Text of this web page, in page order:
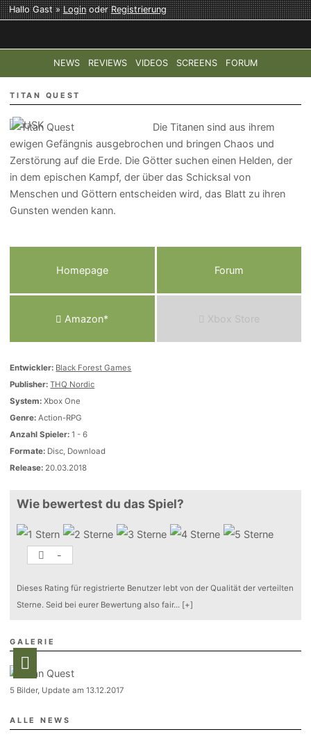
Hallo Gast »LoginoderRegistrierung
NEWS REVIEWS VIDEOS SCREENS FORUM
TOP-THEMEN: COD: MODERN WARFARE 4 HALO:
TITAN QUEST
Die Titanen sind aus ihrem
ewigen Gefängnis ausgebrochen und bringen Chaos und
Zerstörung auf die Erde. Die Götter suchen einen Helden, der
in dem epischen Kampf, der über das Schicksal von
Menschen und Göttern entscheiden wird, das Blatt zu ihren
Gunsten wenden kann.
Homepage Forum
Amazon* Xbox Store
Entwickler: Black Forest Games
Publisher: THQ Nordic
System: Xbox One
Genre: Action-RPG
Anzahl Spieler: 1 - 6
Formate: Disc, Download
Release: 20.03.2018
Wie bewertest du das Spiel?
-
Dieses Rating für registrierte Benutzer lebt von der Qualität der verteilten
Sterne. Seid bei eurer Bewertung also fair... [+]
GALERIE
5 Bilder, Update am 13.12.2017
ALLE NEWS